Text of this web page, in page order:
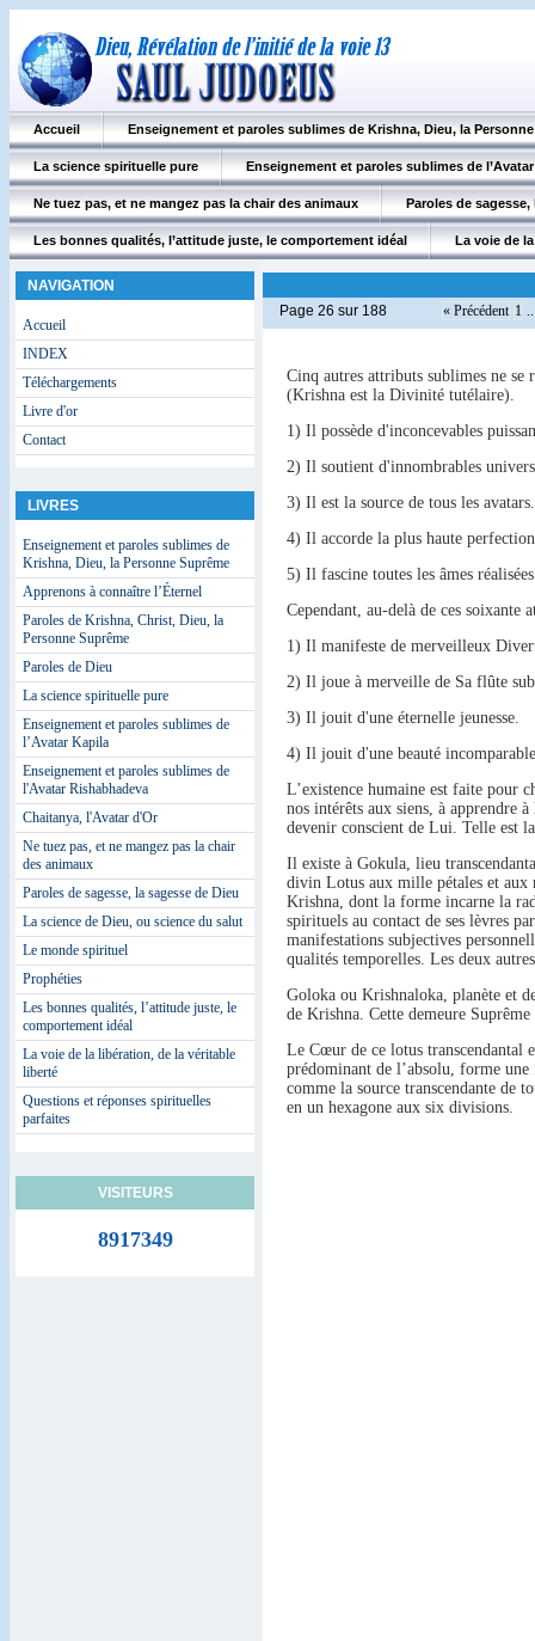
Page 26 sur 188 « Précédent 1
Cinq autres attributs sublimes ne se
(Krishna est la Divinité tutélaire).
1) Il possède d'inconcevables
2) Il soutient d'innombrables
3) Il est la source de tous les avatars.
4) Il accorde la plus haute
5) Il fascine toutes les âmes
Cependant, au-delà de ces
1) Il manifeste de merveilleux
2) Il joue à merveille de Sa flûte
3) Il jouit d'une éternelle jeunesse.
4) Il jouit d'une beauté
L’existence humaine est faite pour
nos intérêts aux siens, à apprendre
devenir conscient de Lui. Telle est
Il existe à Gokula, lieu
divin Lotus aux mille pétales et aux
Krishna, dont la forme incarne la
spirituels au contact de ses lèvres
manifestations subjectives
qualités temporelles. Les deux
Goloka ou Krishnaloka, planète et
de Krishna. Cette demeure
Le Cœur de ce lotus transcendantal
prédominant de l’absolu, forme
comme la source transcendante de
en un hexagone aux six divisions.
Accueil Enseignement et paroles sublimes de Krishna, Dieu, la
La science spirituelle pure Enseignement et paroles sublimes de
Ne tuez pas, et ne mangez pas la chair des animaux Paroles de
Les bonnes qualités, l’attitude juste, le comportement idéal La voie de
NAVIGATION
Accueil
INDEX
Téléchargements
Livre d'or
Contact
LIVRES
Enseignement et paroles sublimes de
Krishna, Dieu, la Personne Suprême
Apprenons à connaître l’Éternel
Paroles de Krishna, Christ, Dieu, la
Personne Suprême
Paroles de Dieu
La science spirituelle pure
Enseignement et paroles sublimes de
l’Avatar Kapila
Enseignement et paroles sublimes de
l'Avatar Rishabhadeva
Chaitanya, l'Avatar d'Or
Ne tuez pas, et ne mangez pas la chair
des animaux
Paroles de sagesse, la sagesse de Dieu
La science de Dieu, ou science du salut
Le monde spirituel
Prophéties
Les bonnes qualités, l’attitude juste, le
comportement idéal
La voie de la libération, de la véritable
liberté
Questions et réponses spirituelles
parfaites
VISITEURS
8917349